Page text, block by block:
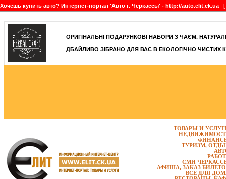
Хочешь купить авто? Интернет-портал 'Авто г. Черкассы' - http://auto.elit.ck.ua [
]
ОРИГІНАЛЬНІ ПОДАРУНКОВІ НАБОРИ З ЧАЄМ.
ДБАЙЛИВО ЗІБРАНО ДЛЯ ВАС В ЕКОЛОГІЧНО ЧИСТИХ
ТОВАРЫ И
ТУРИЗМ,
СМИ
АФИША, ЗАКАЗ
ВСЕ ДЛЯ